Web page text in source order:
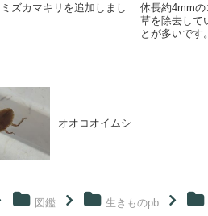
ズカマキリを追加しまし
体長約4mm
草を除去して
とが多いです。
オオコオイムシ
図鑑 生きものpb